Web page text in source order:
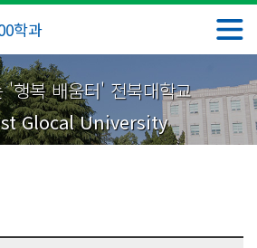
학과
'행복 배움터' 전북대학교
Glocal University